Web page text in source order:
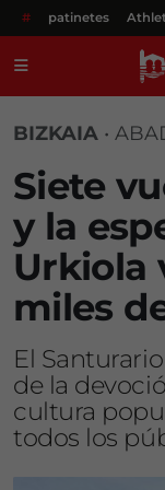
# patinetes
BIZKAIA •
Siete
y la
Urkiola
miles
El
de la
cultura
todos los